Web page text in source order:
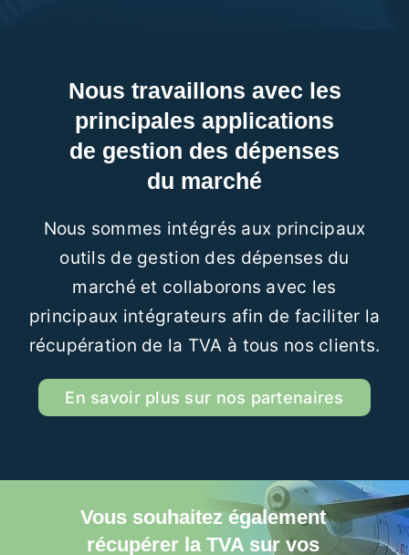
Nous travaillons avec les
principales applications
de gestion des dépenses
du marché
Nous sommes intégrés aux principaux
outils de gestion des dépenses du
marché et collaborons avec les
principaux intégrateurs afin de faciliter la
récupération de la TVA à tous nos clients.
En savoir plus sur nos partenaires
Vous souhaitez également
récupérer la TVA sur vos